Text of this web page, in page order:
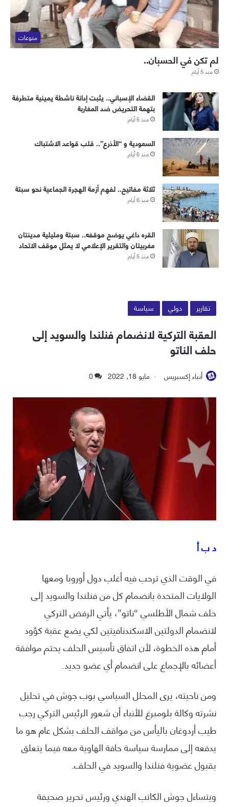
منوعات
لم تكن في الحسبان..
منذ 5 أيام
القضاء الإسباني.. يثبت إدانة ناشطة يمينية متطرفة
بتهمة التحريض ضد المغاربة
منذ 5 أيام
‏⁧‫السعودية‬⁩ و “الأذرع”.. قلب قواعد الاشتباك
منذ 6 أيام
ثلاثة مفاتيح.. لفهم أزمة الهجرة الجماعية نحو سبتة
منذ 6 أيام
القره داغي يوضح موقفه.. سبتة ومليلية مدينتان
مغربيتان والتقرير الإعلامي لا يمثل موقف الاتحاد
منذ 5 أيام